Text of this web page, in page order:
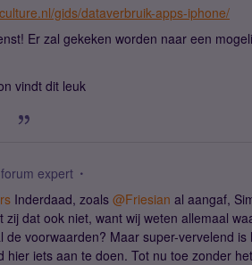
gids/dataverbruik-apps-iphone/
Er zal gekeken worden naar een
vindt dit leuk
expert
Inderdaad, zoals @Friesian al aangaf,
zij dat ook niet, want wij weten allemaal
de voorwaarden? Maar super-vervelend
hier iets aan te doen. Tot nu toe zonder